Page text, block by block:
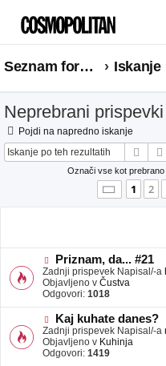
Seznam forumov Iskanje
Neprebrani prispevki
Pojdi na napredno iskanje
Označi vse kot prebrano
Stran 1
1 2
N
o
v
e
b
a
v
e
Priznam, da... #21
Zadnji prispevek Napisal/-a
Objavljeno v Čustva
Odgovori: 1018
N
o
v
e
Kaj kuhate danes?
Zadnji prispevek Napisal/-a
Objavljeno v Kuhinja
Odgovori: 1419